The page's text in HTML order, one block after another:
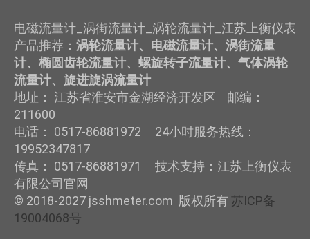
电磁流量计_涡街流量计_涡轮流量计_江苏上衡仪表
产品推荐： 涡轮流量计、电磁流量计、涡街流量
计、椭圆齿轮流量计、螺旋转子流量计、气体涡轮
流量计、旋进旋涡流量计
地址： 江苏省淮安市金湖经济开发区 邮编：
211600
电话： 0517-86881972 24小时服务热线：
19952347817
传真： 0517-86881971 技术支持：江苏上衡仪表
有限公司官网
© 2018-2027 jsshmeter.com 版权所有 苏ICP备
19004068号